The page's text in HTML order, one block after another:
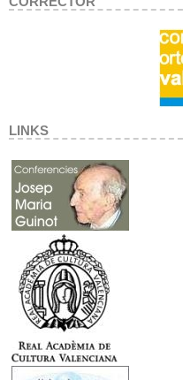
LINKS